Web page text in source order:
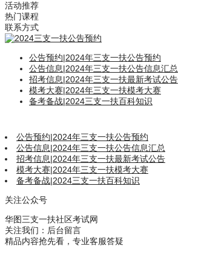
活动推荐
热门课程
联系方式
公告预约|2024年三支一扶公告预约
公告信息|2024年三支一扶公告信息汇总
招考信息|2024年三支一扶最新考试公告
模考大赛|2024年三支一扶模考大赛
备考备战|2024三支一扶百科知识
公告预约|2024年三支一扶公告预约
公告信息|2024年三支一扶公告信息汇总
招考信息|2024年三支一扶最新考试公告
模考大赛|2024年三支一扶模考大赛
备考备战|2024三支一扶百科知识
关注公众号
华图三支一扶社区考试网
关注我们：后台留言
精品内容抢先看，专业客服答疑